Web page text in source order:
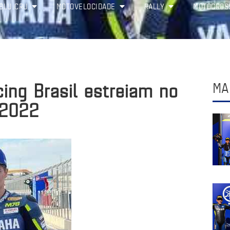
CRU MOTOVELOCIDADE RALLY
Brasil estreiam no